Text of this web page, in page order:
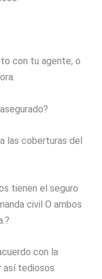
con tu agente, o
las coberturas del
tienen el seguro
civil O ambos
con la
así tediosos